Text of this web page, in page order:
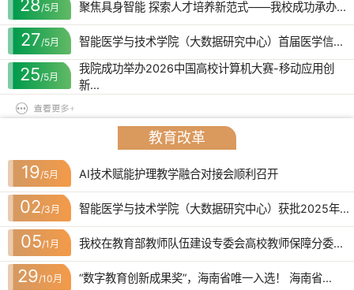
28/5月 聚焦具身智能 探索人才培养新范式——我校成功承办...
27/5月 智能医学与技术学院（大数据研究中心）首届医学信...
25/5月
我院成功举办2026中国高校计算机大赛-移动应用创
新...
教育改革
19/5月 AI技术赋能护理教学融合对接会顺利召开
02/3月 智能医学与技术学院（大数据研究中心）获批2025年...
05/1月 我校在教育部教师队伍建设专委会高校教师保障分委...
29/10月 “数字教育创新成果奖”，海南省唯一入选！ 海南省...